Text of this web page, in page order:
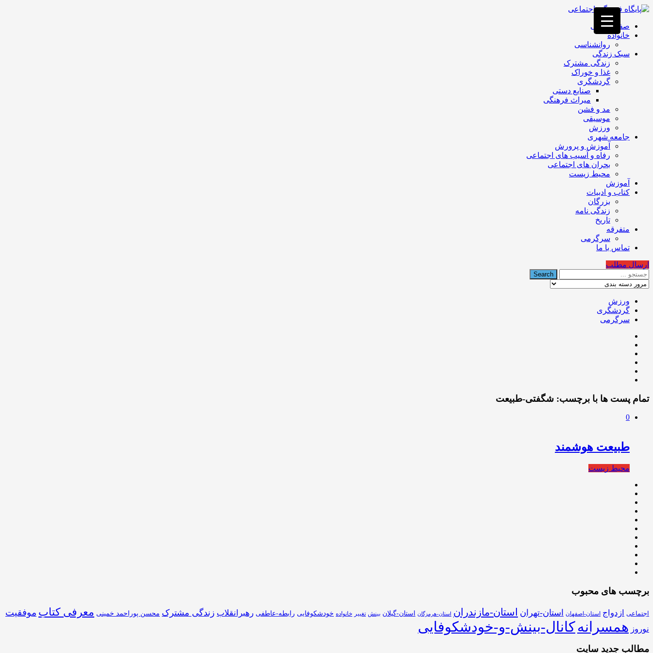
فصد
غرب
تهران
خشکشویی
تصفیه
تهران
صفحه اصلی
خانواده
روانشناسی
سبک زندگی
زندگی مشترک
غذا و خوراک
گردشگری
صنایع دستی
میراث فرهنگی
مد و فشن
موسیقی
ورزش
جامعه شهری
آموزش و پرورش
رفاه و آسیب های اجتماعی
بحران های اجتماعی
محیط زیست
آموزش
کتاب و ادبیات
بزرگان
زندگی نامه
تاریخ
متفرقه
سرگرمی
تماس با ما
ارسال مطلب
ورزش
گردشگری
سرگرمی
تمام پست ها با برچسب: شگفتی-طبیعت
0
طبیعت هوشمند
محیط زیست
برچسب های محبوب
اجتماعی ازدواج استان-اصفهان استان-تهران استان-مازندران استان-هرمزگان استان-گیلان بینش تغییر خانواده خودشکوفایی رابطه-عاطفی رهبرانقلاب زندگی مشترک محسن پوراحمد خمینی معرفی کتاب موفقیت
نوروز همسرانهکانال-بینش-و-خودشکوفایی
مطالب جدید سایت